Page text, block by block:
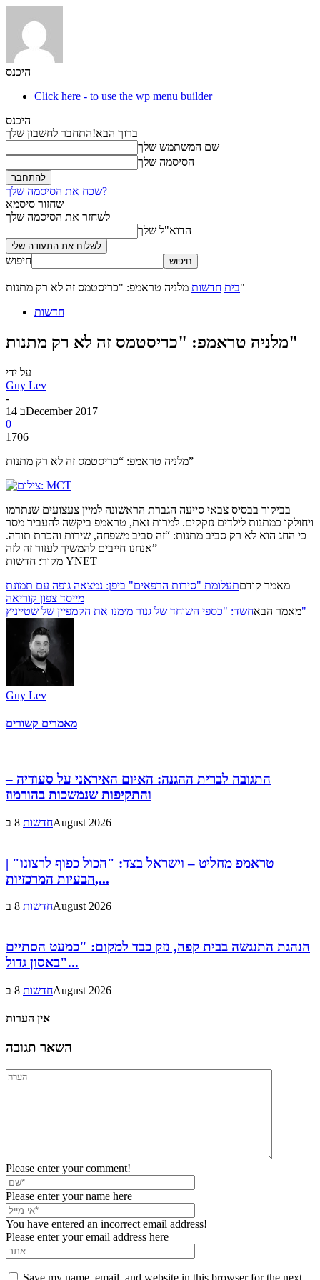
היכנס
Click here - to use the wp menu builder
היכנס
ברוך הבא!התחבר לחשבון שלך
שם המשתמש שלך
הסיסמה שלך
שכח את הסיסמה שלך?
שחזור סיסמא
לשחזר את הסיסמה שלך
הדוא"ל שלך
חיפוש
בית חדשות
מלניה טראמפ: "כריסטמס זה לא רק מתנות"
חדשות
מלניה טראמפ: "כריסטמס זה לא רק מתנות"
על ידי
Guy Lev
-
14 בDecember 2017
0
1706
מלניה טראמפ: “כריסטמס זה לא רק מתנות”
בביקור בבסיס צבאי סייעה הגברת הראשונה למיין צעצועים שנתרמו
ויחולקו כמתנות לילדים נזקקים. למרות זאת, טראמפ ביקשה להעביר מסר
כי החג הוא לא רק סביב מתנות: “זה סביב משפחה, שירות והכרת תודה.
אנחנו חייבים להמשיך לעזור זה לזה”
מקור: חדשות YNET
מאמר קודםתעלומת "סירות הרפאים" ביפן: נמצאה גופה עם תמונת
מייסד צפון קוריאה
מאמר הבאחשד: "כספי השוחד של גנור מימנו את הקמפיין של שטייניץ"
Guy Lev
מאמרים קשורים
התגובה לברית ההגנה: האיום האיראני על סעודיה –
והתקיפות שנמשכות בהורמוז
חדשות8 בAugust 2026
טראמפ מחליט – וישראל בצד: "הכול כפוף לרצונו" |
הבעיות המרכזיות,...
חדשות8 בAugust 2026
הנהגת התנגשה בבית קפה, נזק כבד למקום: "כמעט הסתיים
באסון גדול"...
חדשות8 בAugust 2026
אין הערות
השאר תגובה
Please enter your comment!
Please enter your name here
You have entered an incorrect email address!
Please enter your email address here
Save my name, email, and website in this browser for the next